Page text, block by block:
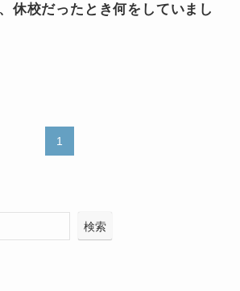
休校だったとき何をしていまし
1
検索